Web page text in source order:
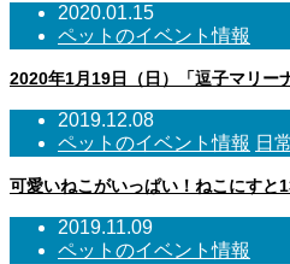
2020.01.15
ペットのイベント情報
2020年1月19日（日）「逗子マリー
2019.12.08
ペットのイベント情報 日
可愛いねこがいっぱい！ねこにすと
2019.11.09
ペットのイベント情報